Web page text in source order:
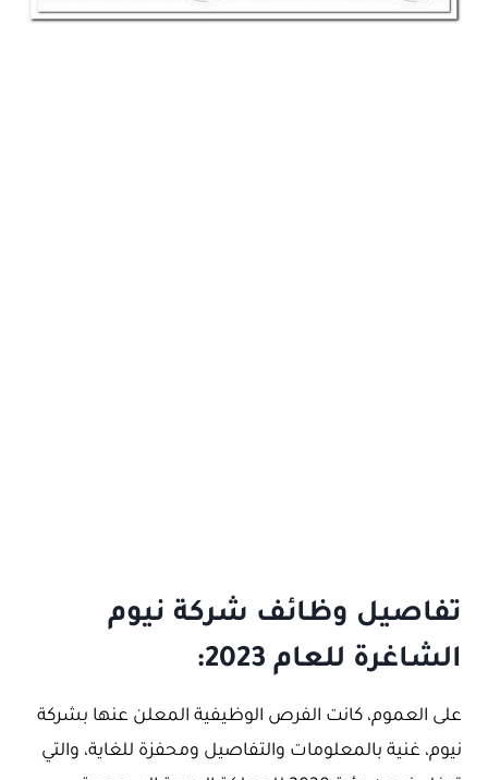
تفاصيل وظائف شركة نيوم
الشاغرة للعام 2023:
على العموم، كانت الفرص الوظيفية المعلن عنها بشركة
نيوم، غنية بالمعلومات والتفاصيل ومحفزة للغاية، والتي